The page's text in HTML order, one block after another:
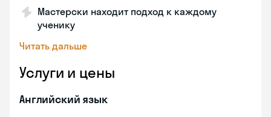
Мастерски находит подход к каждому
ученику
Читать дальше
Услуги и цены
Английский язык